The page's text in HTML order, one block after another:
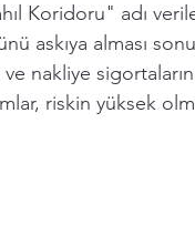
Koridoru" adı
askıya alması
nakliye
riskin yüksek